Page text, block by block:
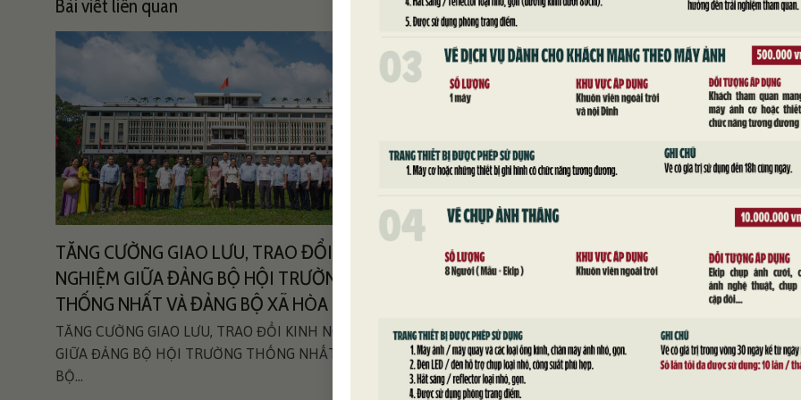
Bài viết liên quan
TĂNG CƯỜNG GIAO LƯU, TRAO ĐỔI KINH
NGHIỆM GIỮA ĐẢNG BỘ HỘI TRƯỜNG
THỐNG NHẤT VÀ ĐẢNG BỘ XÃ HÒA HỘI
TĂNG CƯỜNG GIAO LƯU, TRAO ĐỔI KINH NGHIỆM
GIỮA ĐẢNG BỘ HỘI TRƯỜNG THỐNG NHẤT VÀ ĐẢNG
BỘ...
NHÀ BÁT GIÁC TẠI DINH ĐỘC LẬP
Khi đến Dinh Độc Lập, hầu hết du khách thường chọn